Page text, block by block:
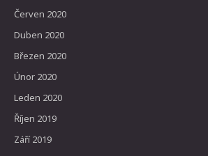
Červen 2020
Duben 2020
Březen 2020
Únor 2020
Leden 2020
Říjen 2019
Září 2019